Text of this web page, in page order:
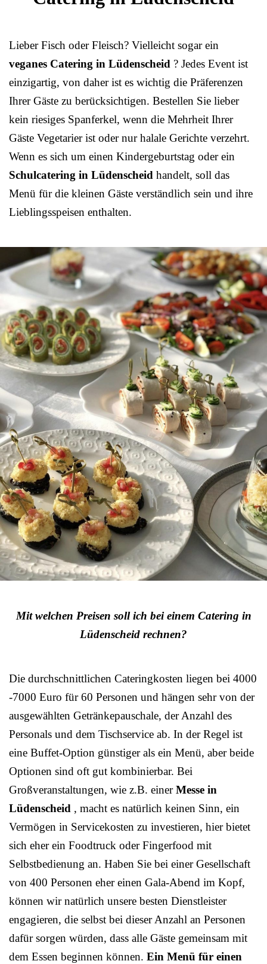
Lieber Fisch oder Fleisch? Vielleicht sogar ein
veganes Catering in Lüdenscheid ? Jedes Event ist
einzigartig, von daher ist es wichtig die Präferenzen
Ihrer Gäste zu berücksichtigen. Bestellen Sie lieber
kein riesiges Spanferkel, wenn die Mehrheit Ihrer
Gäste Vegetarier ist oder nur halale Gerichte verzehrt.
Wenn es sich um einen Kindergeburtstag oder ein
Schulcatering in Lüdenscheid handelt, soll das
Menü für die kleinen Gäste verständlich sein und ihre
Lieblingsspeisen enthalten.
Mit welchen Preisen soll ich bei einem Catering in
Lüdenscheid rechnen?
Die durchschnittlichen Cateringkosten liegen bei 4000
-7000 Euro für 60 Personen und hängen sehr von der
ausgewählten Getränkepauschale, der Anzahl des
Personals und dem Tischservice ab. In der Regel ist
eine Buffet-Option günstiger als ein Menü, aber beide
Optionen sind oft gut kombinierbar. Bei
Großveranstaltungen, wie z.B. einerMesse in
Lüdenscheid , macht es natürlich keinen Sinn, ein
Vermögen in Servicekosten zu investieren, hier bietet
sich eher ein Foodtruck oder Fingerfood mit
Selbstbedienung an. Haben Sie bei einer Gesellschaft
von 400 Personen eher einen Gala-Abend im Kopf,
können wir natürlich unsere besten Dienstleister
engagieren, die selbst bei dieser Anzahl an Personen
dafür sorgen würden, dass alle Gäste gemeinsam mit
dem Essen beginnen können. Ein Menü für einen